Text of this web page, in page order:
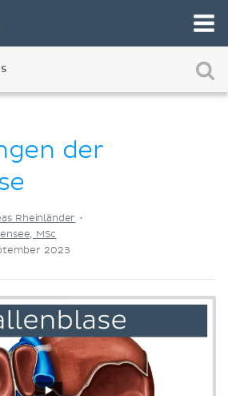
beste Lernmethode für dich
der
Rheinländer •
MSc
2023